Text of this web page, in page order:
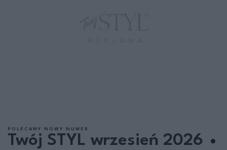
POLECAMY NOWY NUMER
Twój STYL wrzesień 2026